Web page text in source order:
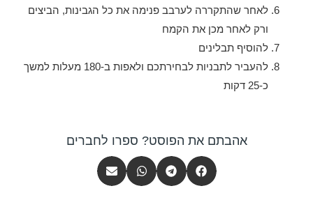
לאחר שהתקררה לערבב פנימה את כל הגבינות, הביצים
ורק לאחר מכן את הקמח
להוסיף תבלינים
להעביר לתבניות לבחירתכם ולאפות ב-180 מעלות למשך
כ-25 דקות
אהבתם את הפוסט? ספרו לחברים